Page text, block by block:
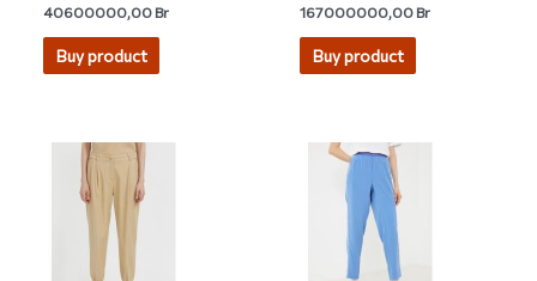
Rated
5.00
out of 5
40600000,00Br
Buy product
Rated
4.50
out of 5
167000000,00Br
Buy product